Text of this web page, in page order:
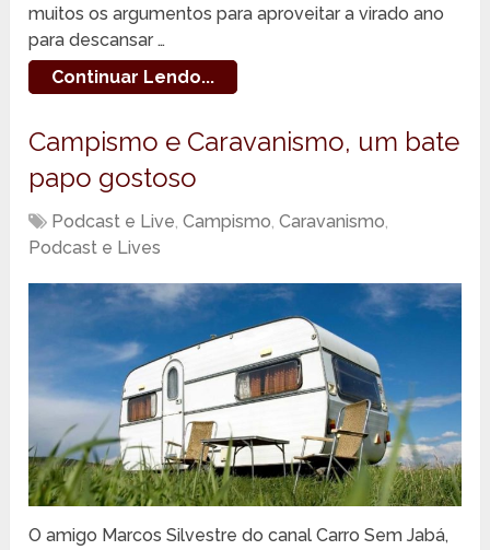
muitos os argumentos para aproveitar a virado ano
para descansar …
Continuar Lendo...
Campismo e Caravanismo, um bate
papo gostoso
Podcast e Live,Campismo,Caravanismo,
Podcast e Lives
O amigo Marcos Silvestre do canal Carro Sem Jabá,